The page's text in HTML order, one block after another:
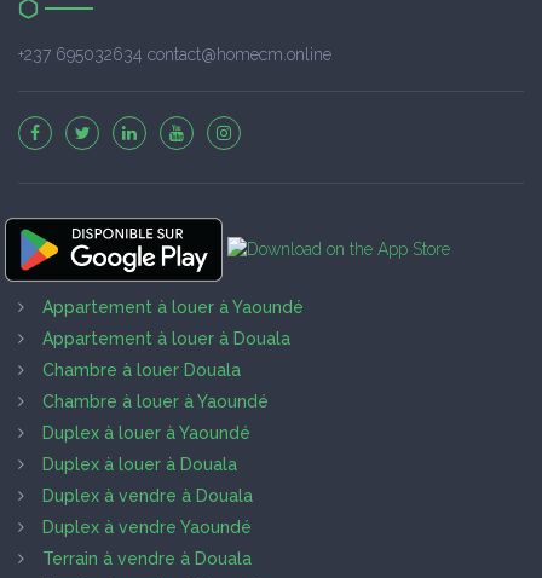
+237 695032634 contact@homecm.online
Appartement à louer à Yaoundé
Appartement à louer à Douala
Chambre à louer Douala
Chambre à louer à Yaoundé
Duplex à louer à Yaoundé
Duplex à louer à Douala
Duplex à vendre à Douala
Duplex à vendre Yaoundé
Terrain à vendre à Douala